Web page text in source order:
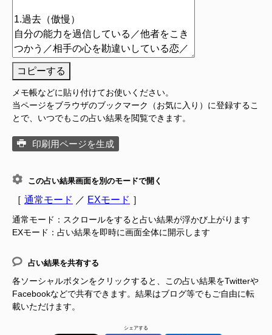
コピーする
メモ帳などに貼り付けてお使いください。
当ページをブラウザのブックマーク（お気に入り）に登録するこ
とで、いつでもこの占い結果を閲覧できます。
印刷用ページを生成
この占い結果画面を別のモードで開く
［ 通常モード ／ EXモード ］
通常モード：スクロールをすると占い結果が浮かび上がります
EXモード：占い結果を即時に画面全体に開示します
占い結果を共有する
各ソーシャルボタンをクリックすると、この占い結果をTwitterや
Facebookなどで共有できます。結果はブログ等でもご自由に転
載いただけます。
シェアする